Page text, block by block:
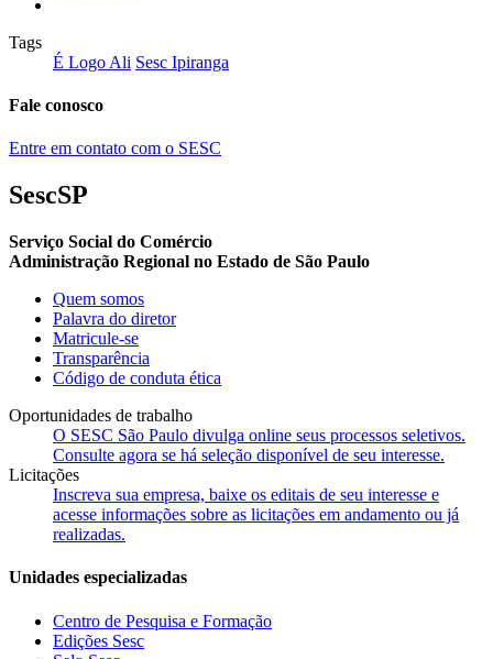
Tags
É Logo Ali Sesc Ipiranga
Fale conosco
Entre em contato com o SESC
SescSP
Serviço Social do Comércio
Administração Regional no Estado de São Paulo
Quem somos
Palavra do diretor
Matricule-se
Transparência
Código de conduta ética
Oportunidades de trabalho
O SESC São Paulo divulga online seus processos seletivos.
Consulte agora se há seleção disponível de seu interesse.
Licitações
Inscreva sua empresa, baixe os editais de seu interesse e
acesse informações sobre as licitações em andamento ou já
realizadas.
Unidades especializadas
Centro de Pesquisa e Formação
Edições Sesc